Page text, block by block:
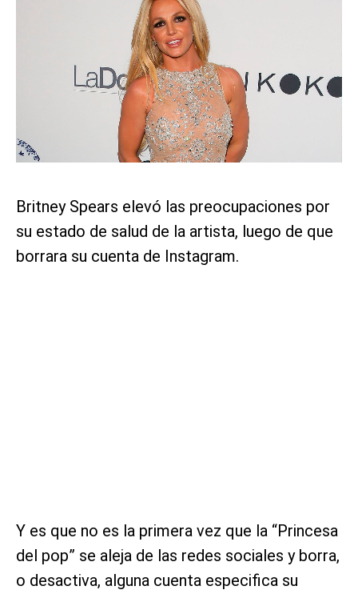
Britney Spears elevó las preocupaciones por
su estado de salud de la artista, luego de que
borrara su cuenta de Instagram.
Y es que no es la primera vez que la “Princesa
del pop” se aleja de las redes sociales y borra,
o desactiva, alguna cuenta especifica su